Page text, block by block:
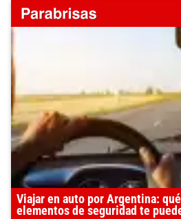
Viajar en auto por Argentina:
elementos de seguridad te